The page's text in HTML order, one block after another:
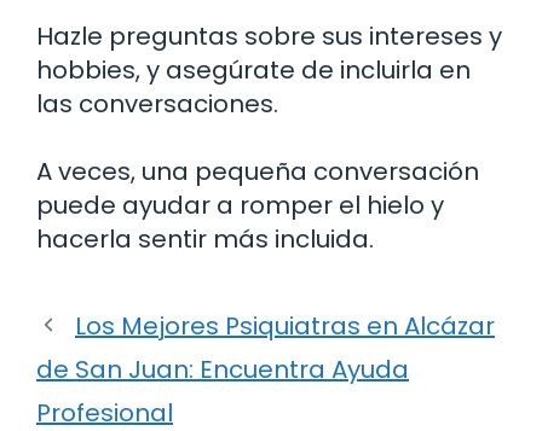
Hazle preguntas sobre sus intereses y
hobbies, y asegúrate de incluirla en
las conversaciones.
A veces, una pequeña conversación
puede ayudar a romper el hielo y
hacerla sentir más incluida.
Los Mejores Psiquiatras en Alcázar
de San Juan: Encuentra Ayuda
Profesional